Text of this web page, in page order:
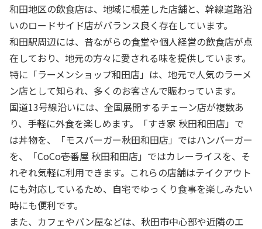
和田地区の飲食店は、地域に根差した店舗と、幹線道路沿
いのロードサイド店がバランス良く存在しています。
和田駅周辺には、昔ながらの食堂や個人経営の飲食店が点
在しており、地元の方々に愛される味を提供しています。
特に「ラーメンショップ和田店」は、地元で人気のラーメ
ン店として知られ、多くのお客さんで賑わっています。
国道13号線沿いには、全国展開するチェーン店が複数あ
り、手軽に外食を楽しめます。「すき家 秋田和田店」で
は丼物を、「モスバーガー秋田和田店」ではハンバーガー
を、「CoCo壱番屋 秋田和田店」ではカレーライスを、そ
れぞれ気軽に利用できます。これらの店舗はテイクアウト
にも対応しているため、自宅でゆっくり食事を楽しみたい
時にも便利です。
また、カフェやパン屋などは、秋田市中心部や近隣のエ